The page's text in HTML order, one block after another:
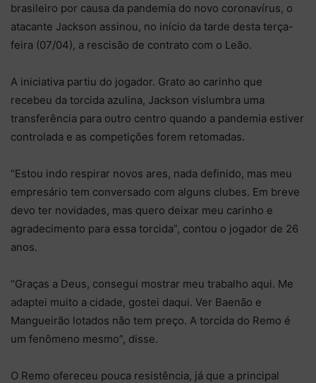
brasileiro por causa da pandemia do novo coronavírus, o
atacante Jackson assinou, no início da tarde desta terça-
feira (07/04), a rescisão de contrato com o Leão.
A iniciativa partiu do jogador. Grato ao carinho que
recebeu da torcida azulina, Jackson vislumbra uma
transferência para outro centro quando a pandemia estiver
controlada e as competições forem retomadas.
“Estou indo respirar novos ares, nada definido, mas meu
empresário tem conversado com alguns clubes. Em breve
devo ter novidades, mas quero deixar meu carinho e
agradecimento para essa torcida”, contou o jogador de 26
anos.
“Graças a Deus, consegui mostrar meu trabalho aqui. Me
adaptei muito a cidade, gostei daqui. Ver Baenão e
Mangueirão lotados não tem preço. A torcida do Remo é
um fenômeno mesmo”, disse.
O Remo ofereceu pouca resistência, já que a principal